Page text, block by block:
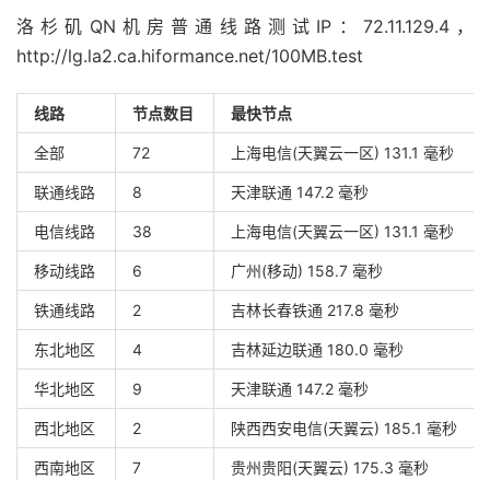
洛杉矶QN机房普通线路测试IP：72.11.129.4，
http://lg.la2.ca.hiformance.net/100MB.test
线路 节点数目 最快节点
全部 72 上海电信(天翼云一区) 131.1 毫秒
联通线路 8 天津联通 147.2 毫秒
电信线路 38 上海电信(天翼云一区) 131.1 毫秒
移动线路 6 广州(移动) 158.7 毫秒
铁通线路 2 吉林长春铁通 217.8 毫秒
东北地区 4 吉林延边联通 180.0 毫秒
华北地区 9 天津联通 147.2 毫秒
西北地区 2 陕西西安电信(天翼云) 185.1 毫秒
西南地区 7 贵州贵阳(天翼云) 175.3 毫秒